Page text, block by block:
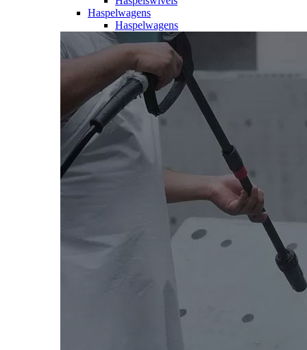
Haspelwagens
Haspelwagens